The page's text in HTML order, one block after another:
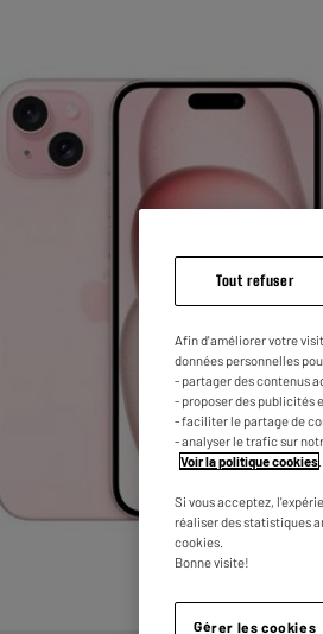
Tout refuser
Afin d'améliorer votre
données personnelles
- partager des contenus
- proposer des publicités
- faciliter le partage de
- analyser le trafic sur
Voir la politique cookies
Si vous acceptez,
réaliser des statistiques
cookies.
Bonne visite!
Gérer les cookies